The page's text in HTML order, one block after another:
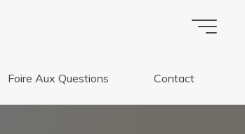
Foire Aux Questions Contact